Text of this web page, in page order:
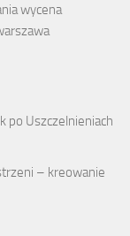
wycena
po Uszczelnieniach
– kreowanie